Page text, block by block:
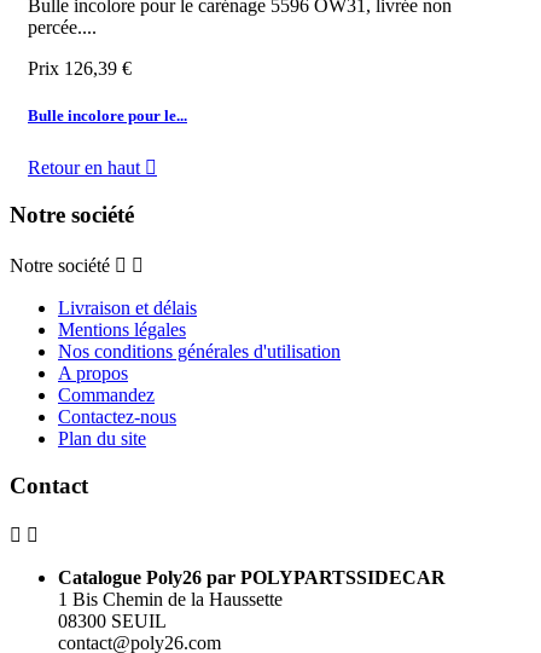
Bulle incolore pour le carénage 5596 OW31, livrée non
percée....
Prix 126,39 €
Bulle incolore pour le...
Retour en haut 
Notre société
Notre société  
Livraison et délais
Mentions légales
Nos conditions générales d'utilisation
A propos
Commandez
Contactez-nous
Plan du site
Contact
 
Catalogue Poly26 par POLYPARTSSIDECAR
1 Bis Chemin de la Haussette
08300 SEUIL
contact@poly26.com